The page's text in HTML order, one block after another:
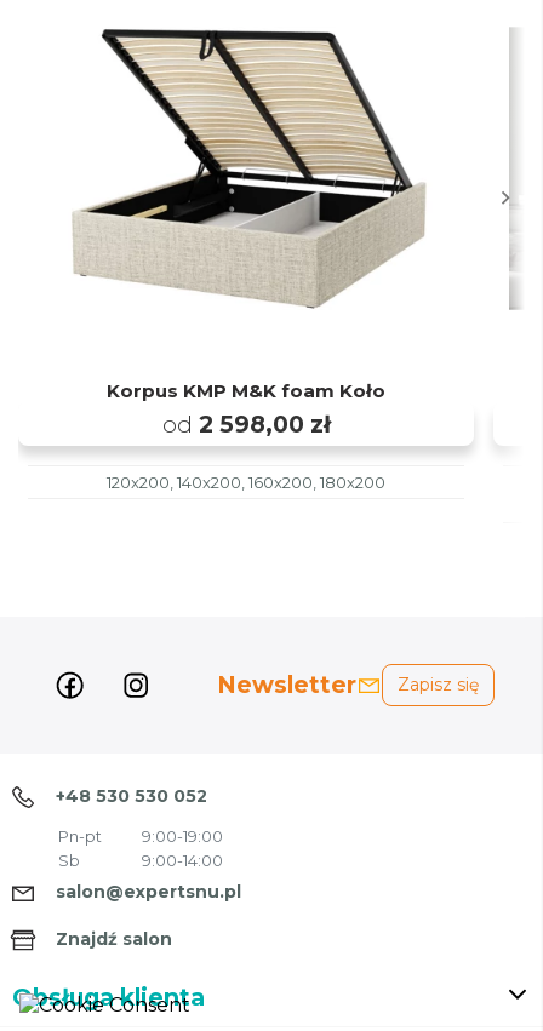
Korpus KMP M&K foam Koło
od 2 598,00 zł
120x200, 140x200, 160x200, 180x200
Newsletter Zapisz się
+48 530 530 052
Pn-pt
9:00-19:00
Sb
9:00-14:00
salon@expertsnu.pl
Znajdź salon
Obsługa klienta